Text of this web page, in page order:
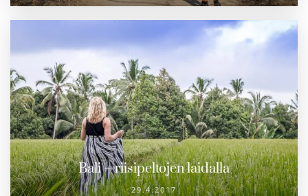
Bali – riisipeltojen laidalla
29.4.2017